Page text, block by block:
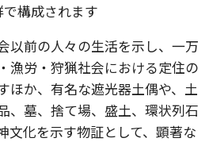
構成されます
以前の人々の生活を示し、一万
漁労・狩猟社会における定住の
ほか、有名な遮光器土偶や、土
、墓、捨て場、盛土、環状列石
文化を示す物証として、顕著な